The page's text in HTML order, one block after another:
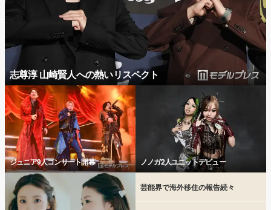
志尊淳 山崎賢人への熱いリスペクト
ジュニア9人コンサート開幕 ノノガ2人ユニットデビュー
芸能界で海外移住の報告続々